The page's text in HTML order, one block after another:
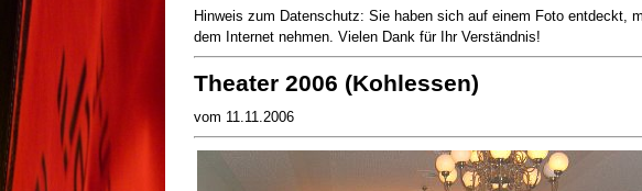
Hinweis zum Datenschutz: Sie haben sich auf einem Foto entdeckt,
dem Internet nehmen. Vielen Dank für Ihr Verständnis!
Theater 2006 (Kohlessen)
vom 11.11.2006